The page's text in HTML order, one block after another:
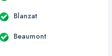
Blanzat
Beaumont